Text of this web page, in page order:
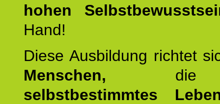
hohen
Hand!
Diese Ausbildung richtet
Menschen,
selbstbestimmtes